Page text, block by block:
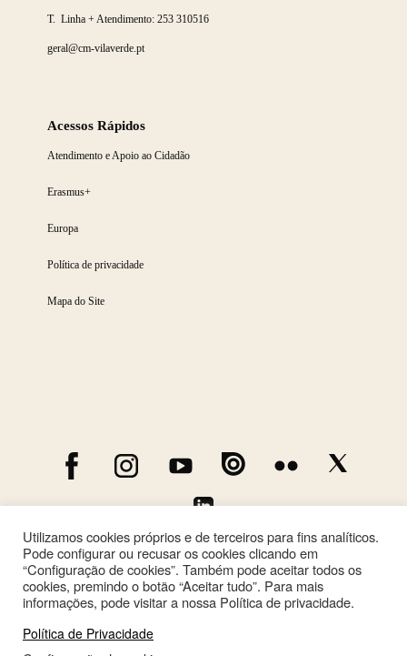
T. Linha + Atendimento: 253 310516
geral@cm-vilaverde.pt
Acessos Rápidos
Atendimento e Apoio ao Cidadão
Erasmus+
Europa
Política de privacidade
Mapa do Site
Utilizamos cookies próprios e de terceiros para fins analíticos.
Pode configurar ou recusar os cookies clicando em
“Configuração de cookies”. Também pode aceitar todos os
cookies, premindo o botão “Aceitar tudo”. Para mais
informações, pode visitar a nossa Política de privacidade.
Política de Privacidade